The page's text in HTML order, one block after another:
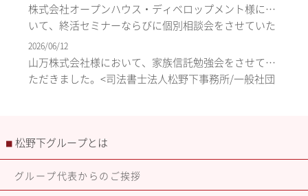
株式会社オープンハウス・ディベロップメント様にお
いて、終活セミナーならびに個別相談会をさせていた
だきました。<司法書士法人松野下事務所/一般社団法
人エム・クリエイト>
2026/06/12
山万株式会社様において、家族信託勉強会をさせてい
ただきました。<司法書士法人松野下事務所/一般社団
■ 松野下グループとは
グループ代表からのご挨拶